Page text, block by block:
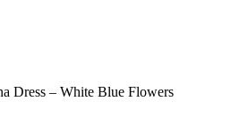
Dress – White Blue Flowers